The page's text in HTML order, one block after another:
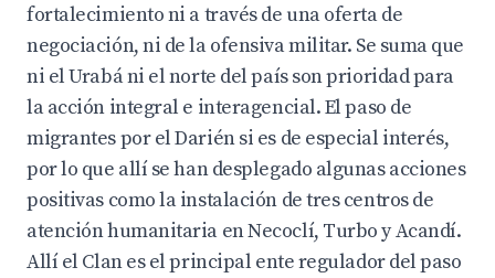
fortalecimiento ni a través de una oferta de
negociación, ni de la ofensiva militar. Se suma que
ni el Urabá ni el norte del país son prioridad para
la acción integral e interagencial. El paso de
migrantes por el Darién si es de especial interés,
por lo que allí se han desplegado algunas acciones
positivas como la instalación de tres centros de
atención humanitaria en Necoclí, Turbo y Acandí.
Allí el Clan es el principal ente regulador del paso